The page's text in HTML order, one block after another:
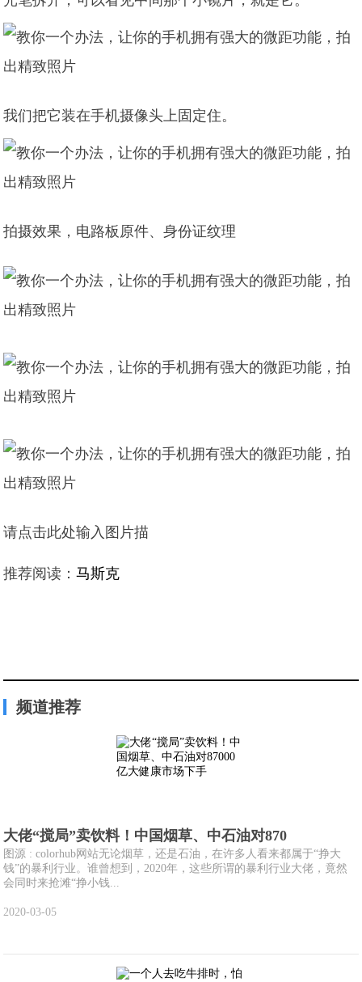
我们把它装在手机摄像头上固定住。
拍摄效果，电路板原件、身份证纹理
请点击此处输入图片描
推荐阅读：马斯克
频道推荐
大佬“搅局”卖饮料！中国烟草、中石油对870
图源 : colorhub网站无论烟草，还是石油，在许多人看来都属于“挣大
钱”的暴利行业。谁曾想到，2020年，这些所谓的暴利行业大佬，竟然
会同时来抢滩“挣小钱...
2020-03-05